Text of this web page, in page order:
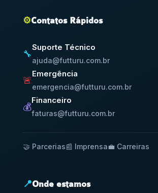
⚙️Contatos Rápidos
🔧
Suporte Técnico
ajuda@futturu.com.br
🚨
Emergência
emergencia@futturu.com.br
💰
Financeiro
faturas@futturu.com.br
🤝 Parcerias📰 Imprensa💼 Carreiras
📍Onde estamos